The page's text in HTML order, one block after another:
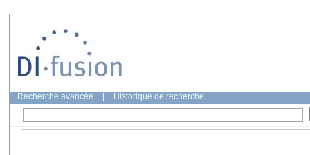
Recherche avancée Historique de recherche